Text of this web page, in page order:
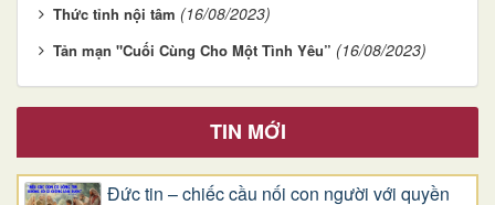
Thức tỉnh nội tâm (16/08/2023)
Tản mạn "Cuối Cùng Cho Một Tình Yêu” (16/08/2023)
TIN MỚI
Đức tin – chiếc cầu nối con người với quyền